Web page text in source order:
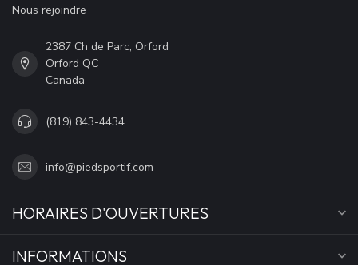
Nous rejoindre
2387 Ch de Parc, Orford
Orford QC
Canada
(819) 843-4434
info@piedsportif.com
HORAIRES D'OUVERTURES
INFORMATIONS